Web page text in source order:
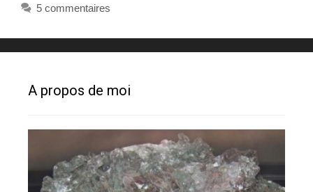
5 commentaires
A propos de moi